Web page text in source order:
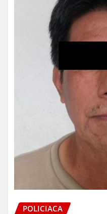
POLICIACA